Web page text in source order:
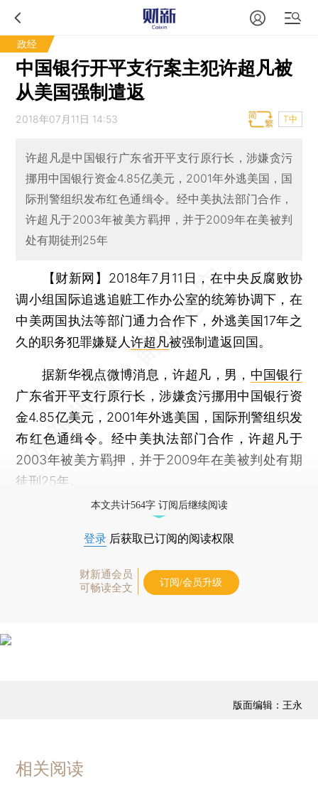
政经
中国银行开平支行案主犯许超凡被
从美国强制遣返
2018年07月11日 14:53 T中
许超凡是中国银行广东省开平支行原行长，涉嫌贪污
挪用中国银行资金4.85亿美元，2001年外逃美国，国
际刑警组织发布红色通缉令。经中美执法部门合作，
许超凡于2003年被美方羁押，并于2009年在美被判
处有期徒刑25年
【财新网】 2018年7月11日，在中央反腐败协
调小组国际追逃追赃工作办公室的统筹协调下，在
中美两国执法等部门通力合作下，外逃美国17年之
久的职务犯罪嫌疑人许超凡被强制遣返回国。
据新华视点微博消息，许超凡，男， 中国银行
广东省开平支行原行长，涉嫌贪污挪用中国银行资
金4.85亿美元，2001年外逃美国，国际刑警组织发
布红色通缉令。经中美执法部门合作，许超凡于
2003年被美方羁押，并于2009年在美被判处有期
徒刑25年。
本文共计564字 订阅后继续阅读
登录 后获取已订阅的阅读权限
财新通会员
可畅读全文
订阅/会员升级
版面编辑：王永
相关阅读